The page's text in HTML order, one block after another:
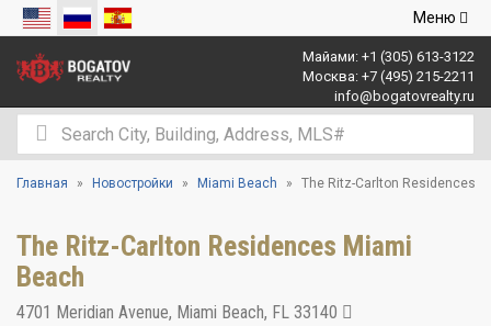
Открыть
Меню
Майами: +1 (305) 613-3122
Москва: +7 (495) 215-2211
info@bogatovrealty.ru
Главная Новостройки Miami Beach The Ritz-Carlton Residences
The Ritz-Carlton Residences Miami
Beach
4701 Meridian Avenue, Miami Beach, FL 33140